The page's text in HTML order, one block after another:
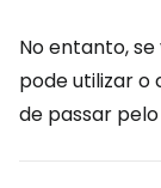
No entanto,
pode utilizar
de passar